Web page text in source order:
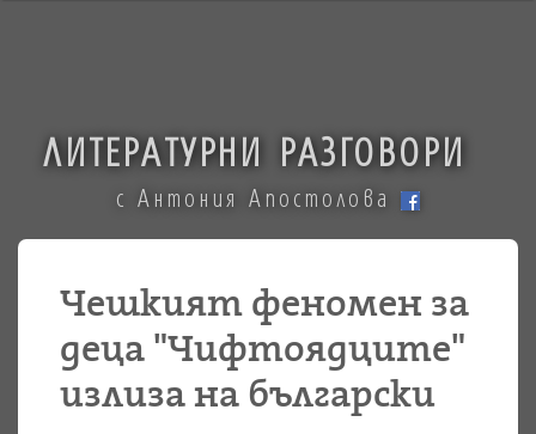
ЛИТЕРАТУРНИ РАЗГОВОРИ
с Антония Апостолова
Чешкият феномен за
деца "Чифтоядците"
излиза на български